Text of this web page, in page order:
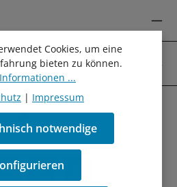
Cookies, um eine
bieten zu können.
...
| Impressum
notwendige